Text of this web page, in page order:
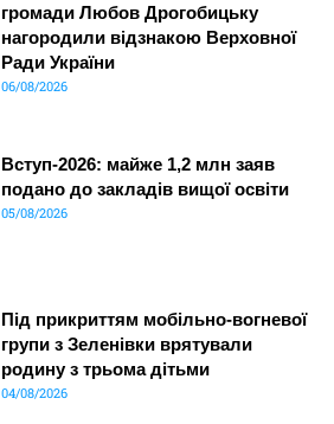
громади Любов Дрогобицьку
нагородили відзнакою Верховної
Ради України
06/08/2026
Вступ-2026: майже 1,2 млн заяв
подано до закладів вищої освіти
05/08/2026
Під прикриттям мобільно-вогневої
групи з Зеленівки врятували
родину з трьома дітьми
04/08/2026